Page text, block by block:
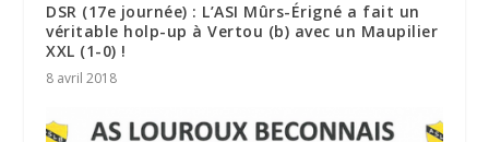
DSR (17e journée) : L’ASI Mûrs-Érigné a fait un
véritable holp-up à Vertou (b) avec un Maupilier
XXL (1-0) !
8 avril 2018